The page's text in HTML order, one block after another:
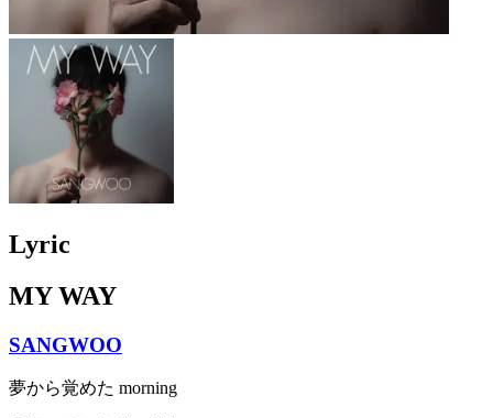
Lyric
MY WAY
SANGWOO
夢から覚めた morning